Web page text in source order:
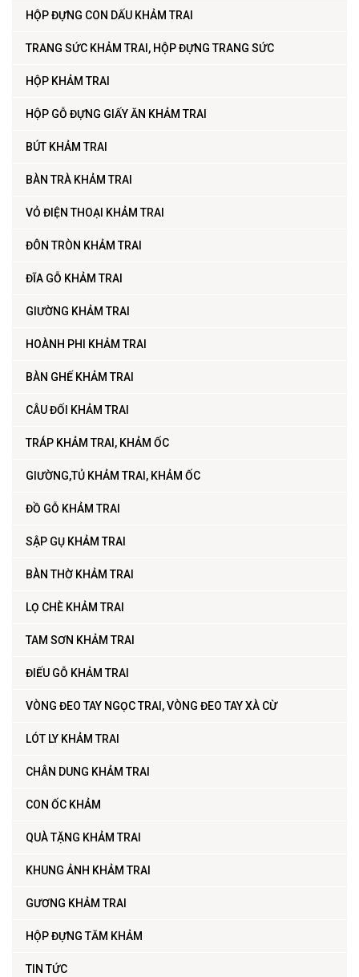
HỘP ĐỰNG CON DẤU KHẢM TRAI
TRANG SỨC KHẢM TRAI, HỘP ĐỰNG TRANG SỨC
HỘP KHẢM TRAI
HỘP GỖ ĐỰNG GIẤY ĂN KHẢM TRAI
BÚT KHẢM TRAI
BÀN TRÀ KHẢM TRAI
VỎ ĐIỆN THOẠI KHẢM TRAI
ĐÔN TRÒN KHẢM TRAI
ĐĨA GỖ KHẢM TRAI
GIƯỜNG KHẢM TRAI
HOÀNH PHI KHẢM TRAI
BÀN GHẾ KHẢM TRAI
CÂU ĐỐI KHẢM TRAI
TRÁP KHẢM TRAI, KHẢM ỐC
GIƯỜNG,TỦ KHẢM TRAI, KHẢM ỐC
ĐỒ GỖ KHẢM TRAI
SẬP GỤ KHẢM TRAI
BÀN THỜ KHẢM TRAI
LỌ CHÈ KHẢM TRAI
TAM SƠN KHẢM TRAI
ĐIẾU GỖ KHẢM TRAI
VÒNG ĐEO TAY NGỌC TRAI, VÒNG ĐEO TAY XÀ CỪ
LÓT LY KHẢM TRAI
CHÂN DUNG KHẢM TRAI
CON ỐC KHẢM
QUÀ TẶNG KHẢM TRAI
KHUNG ẢNH KHẢM TRAI
GƯƠNG KHẢM TRAI
HỘP ĐỰNG TĂM KHẢM
TIN TỨC